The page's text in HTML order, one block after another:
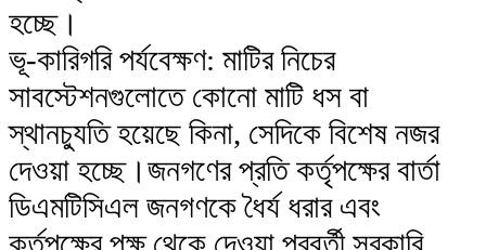
হচ্ছে।
​ভূ-কারিগরি পর্যবেক্ষণ: মাটির নিচের
সাবস্টেশনগুলোতে কোনো মাটি ধস বা
স্থানচ্যুতি হয়েছে কিনা, সেদিকে বিশেষ নজর
দেওয়া হচ্ছে।জনগণের প্রতি কর্তৃপক্ষের বার্তা
​ডিএমটিসিএল জনগণকে ধৈর্য ধরার এবং